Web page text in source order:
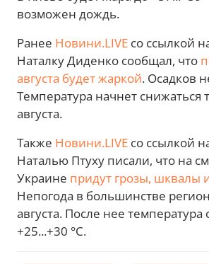
возможен дождь.
Ранее Новини.LIVE со ссылкой
Наталку Диденко сообщал, что
августа будет жаркой. Осадков
Температура начнет снижаться
августа.
Также Новини.LIVE со ссылкой
Наталью Птуху писали, что на
Украине придут грозы, шквалы
Непогода в большинстве
августа. После нее температура
+25...+30 °С.